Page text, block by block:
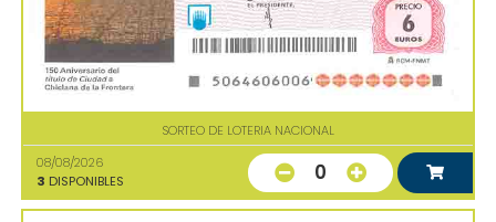
SORTEO DE LOTERIA NACIONAL
08/08/2026
3 DISPONIBLES 0